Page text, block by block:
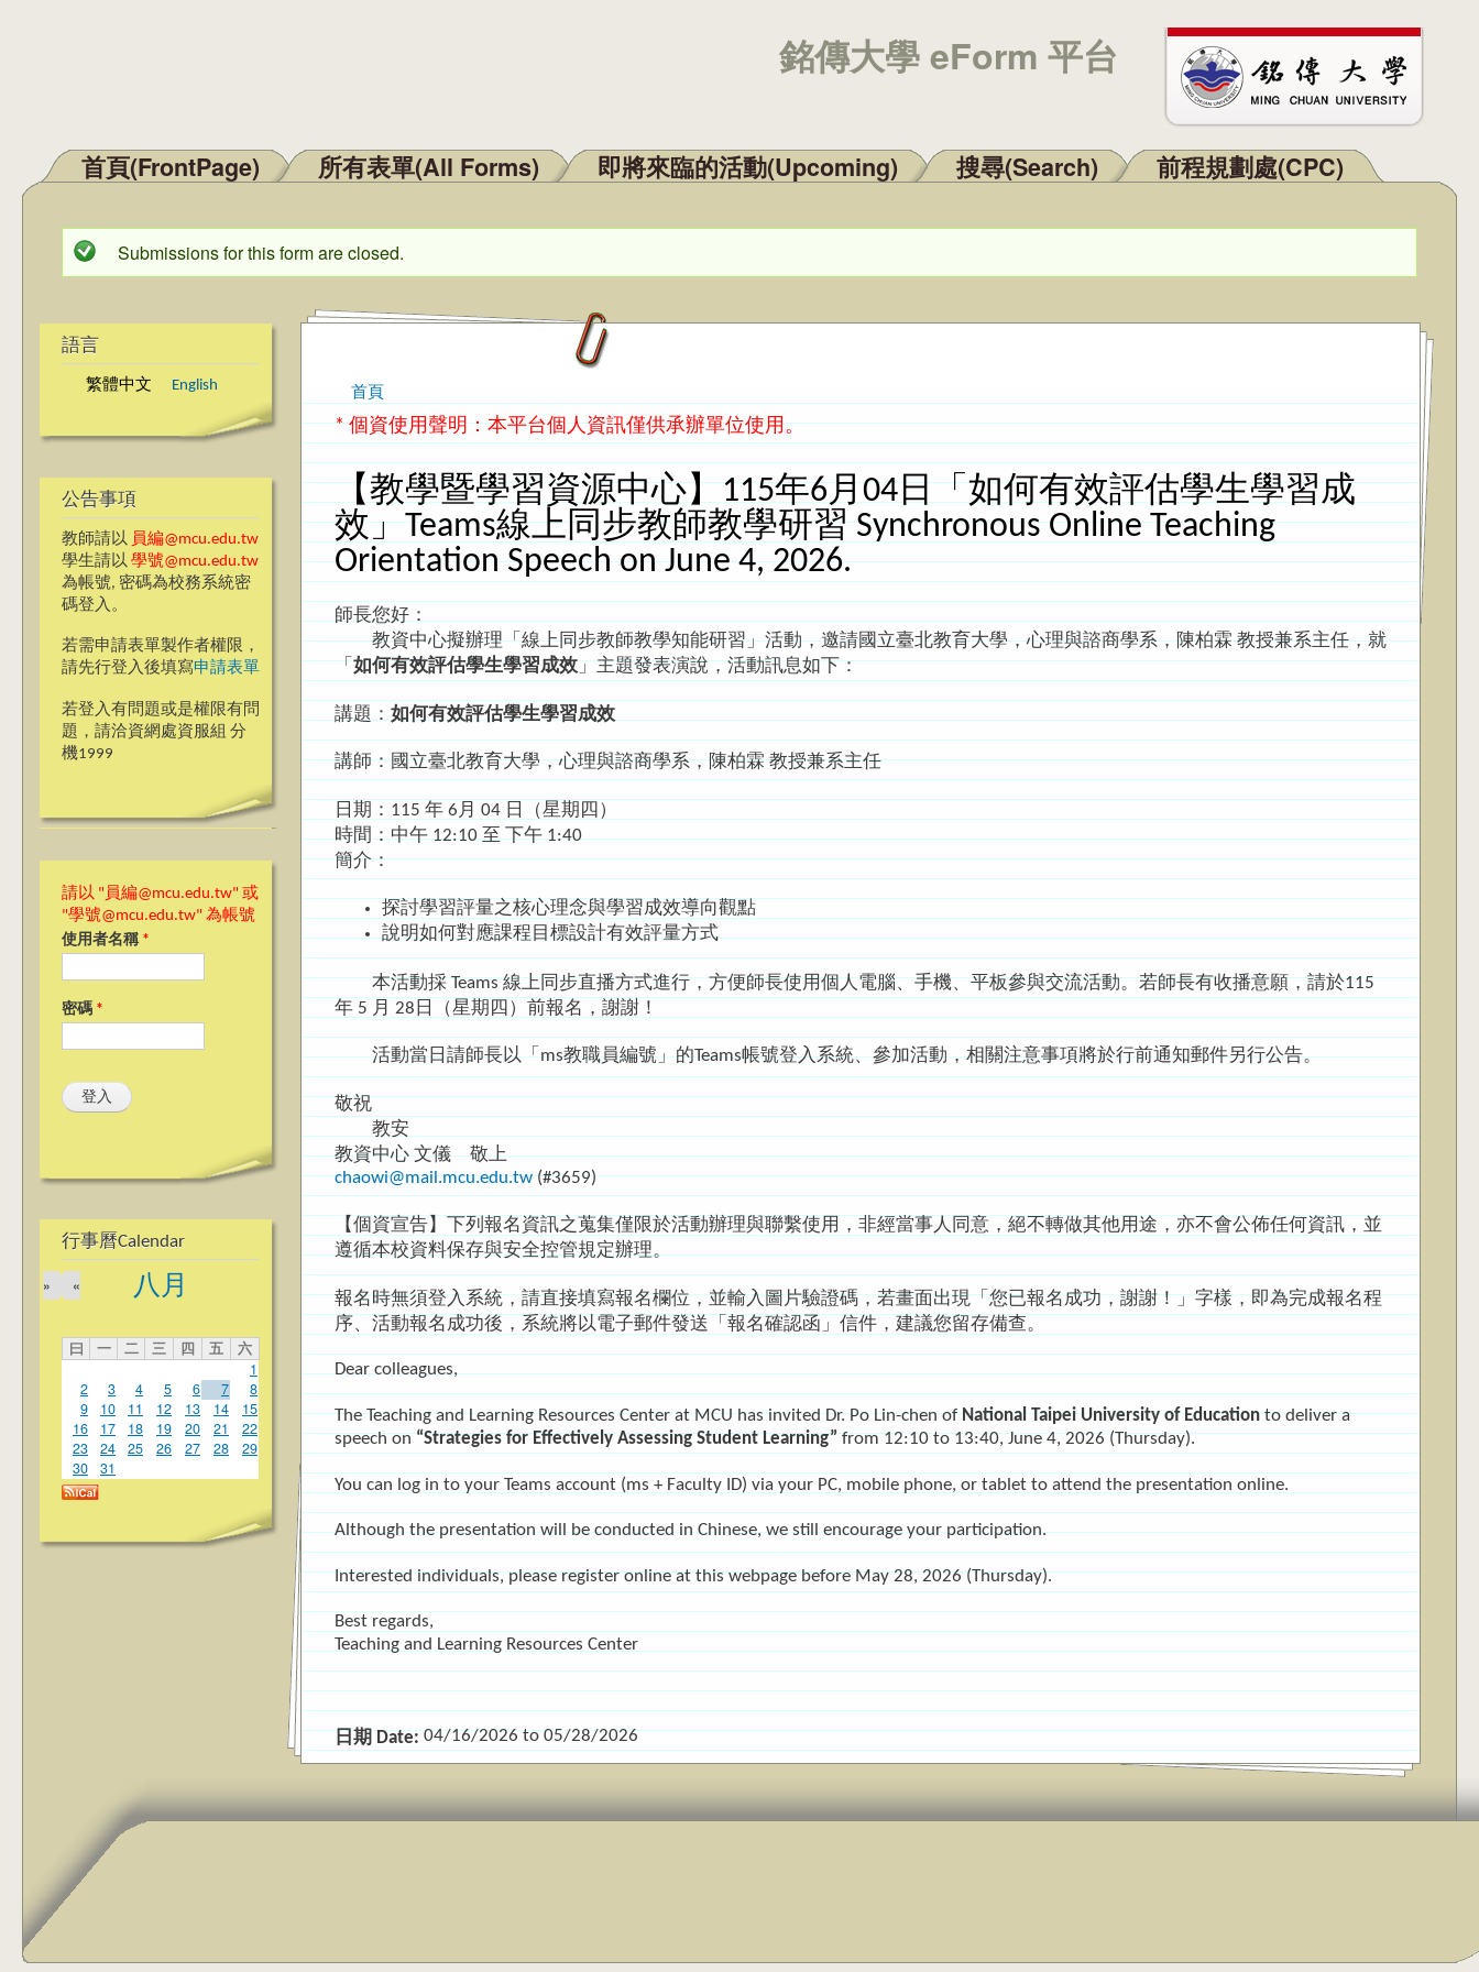
銘傳大學 eForm 平台
主選單
首頁(FrontPage) 所有表單(All Forms) 即將來臨的活動(Upcoming) 搜尋(Search) 前程規劃處(CPC)
狀態訊息
Submissions for this form are closed.
語言
繁體中文 English
公告事項
教師請以 員編@mcu.edu.tw
學生請以 學號@mcu.edu.tw
為帳號, 密碼為校務系統密
碼登入。
若需申請表單製作者權限，
請先行登入後填寫申請表單
若登入有問題或是權限有問
題，請洽資網處資服組 分
機1999
請以 "員編@mcu.edu.tw" 或
"學號@mcu.edu.tw" 為帳號
使用者名稱 *
密碼 *
行事曆Calendar
八月
«
»
曰 一 二 三 四 五
六
1
2
3 4 5 6 7
8
9
10 11 12 13 14
15
16
17 18 19 20 21
22
23
24 25 26 27 28
29
30
31
您在這裡
首頁
* 個資使用聲明：本平台個人資訊僅供承辦單位使用。
【教學暨學習資源中心】115年6月04日「如何有效評估學生學習成
效」Teams線上同步教師教學研習 Synchronous Online Teaching
Orientation Speech on June 4, 2026.
師長您好：
教資中心擬辦理「線上同步教師教學知能研習」活動，邀請國立臺北教育大學，心理與諮商學系，陳柏霖 教授兼系主任，就
「如何有效評估學生學習成效」主題發表演說，活動訊息如下：
講題： 如何有效評估學生學習成效
講師：國立臺北教育大學，心理與諮商學系，陳柏霖 教授兼系主任
日期：115 年 6月 04 日（星期四）
時間：中午 12:10 至 下午 1:40
簡介：
探討學習評量之核心理念與學習成效導向觀點
說明如何對應課程目標設計有效評量方式
本活動採 Teams 線上同步直播方式進行，方便師長使用個人電腦、手機、平板參與交流活動。若師長有收播意願，請於115
年 5 月 28日（星期四）前報名，謝謝！
活動當日請師長以「ms教職員編號」的Teams帳號登入系統、參加活動，相關注意事項將於行前通知郵件另行公告。
敬祝
教安
教資中心 文儀 敬上
chaowi@mail.mcu.edu.tw(#3659)
【個資宣告】下列報名資訊之蒐集僅限於活動辦理與聯繫使用，非經當事人同意，絕不轉做其他用途，亦不會公佈任何資訊，並
遵循本校資料保存與安全控管規定辦理。
報名時無須登入系統，請直接填寫報名欄位，並輸入圖片驗證碼，若畫面出現「您已報名成功，謝謝！」字樣，即為完成報名程
序、活動報名成功後，系統將以電子郵件發送「報名確認函」信件，建議您留存備查。
Dear colleagues,
The Teaching and Learning Resources Center at MCU has invited Dr. Po Lin-chen ofNational Taipei University of Educationto deliver a
speech on“Strategies for Effectively Assessing Student Learning”from 12:10 to 13:40, June 4, 2026 (Thursday).
You can log in to your Teams account (ms + Faculty ID) via your PC, mobile phone, or tablet to attend the presentation online.
Although the presentation will be conducted in Chinese, we still encourage your participation.
Interested individuals, please register online at this webpage before May 28, 2026 (Thursday).
Best regards,
Teaching and Learning Resources Center
日期 Date: 04/16/2026to05/28/2026